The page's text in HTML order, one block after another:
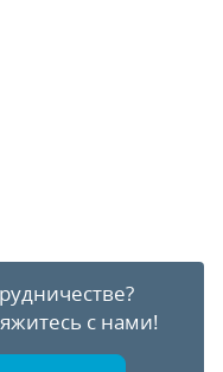
с нами!